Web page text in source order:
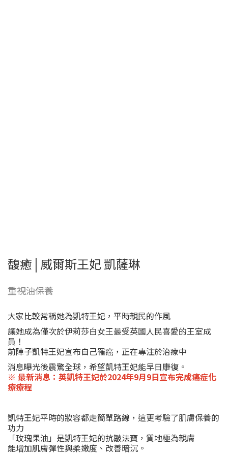
馥癒 | 威爾斯王妃 凱薩琳
重視油保養
大家比較常稱她為凱特王妃，平時親民的作風
讓她成為僅次於伊莉莎白女王最受英國人民喜愛的王室成
員！
前陣子凱特王妃宣布自己罹癌，正在專注於治療中
消息曝光後震驚全球，希望凱特王妃能早日康復。
※ 最新消息：英凱特王妃於2024年9月9日宣布完成癌症化
療療程
凱特王妃平時的妝容都走簡單路線，這更考驗了肌膚保養的
功力
「玫瑰果油」是凱特王妃的抗皺法寶，質地極為親膚
能增加肌膚彈性與柔嫩度、改善暗沉。